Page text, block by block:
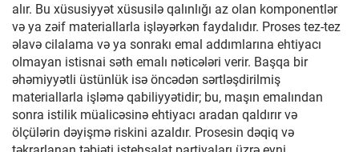
alır. Bu xüsusiyyət xüsusilə qalınlığı az olan komponentlər
və ya zəif materiallarla işləyərkən faydalıdır. Proses tez-tez
əlavə cilalama və ya sonrakı emal addımlarına ehtiyacı
olmayan istisnai səth emalı nəticələri verir. Başqa bir
əhəmiyyətli üstünlük isə öncədən sərtləşdirilmiş
materiallarla işləmə qabiliyyətidir; bu, maşın emalından
sonra istilik müalicəsinə ehtiyacı aradan qaldırır və
ölçülərin dəyişmə riskini azaldır. Prosesin dəqiq və